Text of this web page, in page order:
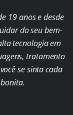
19 anos e desde
do seu bem-
tecnologia em
tratamento
se sinta cada